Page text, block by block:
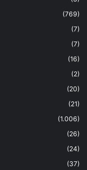
(769)
(7)
(7)
(16)
(2)
(20)
(21)
(1.006)
(26)
(24)
(37)